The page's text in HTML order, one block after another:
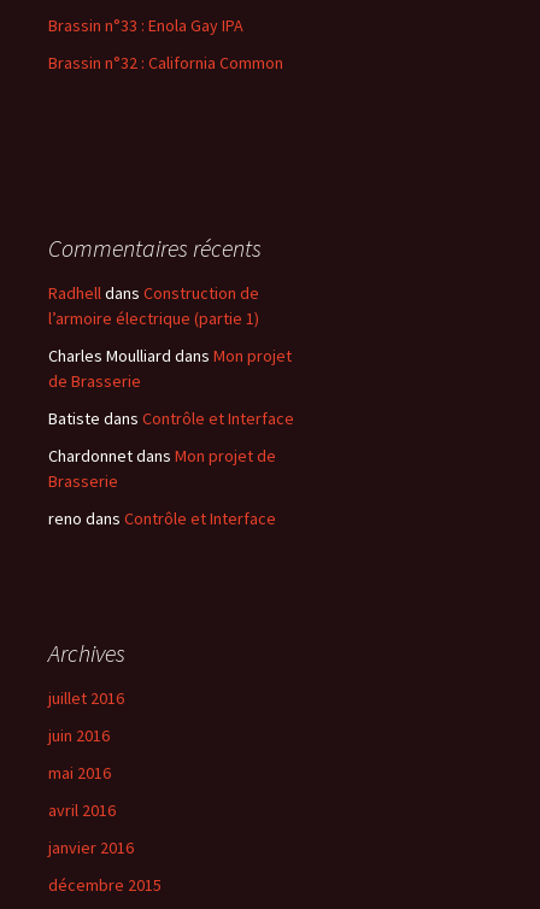
:Brassin n°33 : Enola Gay IPA
Brassin n°32 : California Common
Commentaires récents
Radhelldans Construction de
l’armoire électrique (partie 1)
Charles Moulliard dans Mon projet
de Brasserie
Batiste dans Contrôle et Interface
Chardonnetdans Mon projet de
Brasserie
reno dans Contrôle et Interface
Archives
juillet 2016
juin 2016
mai 2016
avril 2016
janvier 2016
décembre 2015